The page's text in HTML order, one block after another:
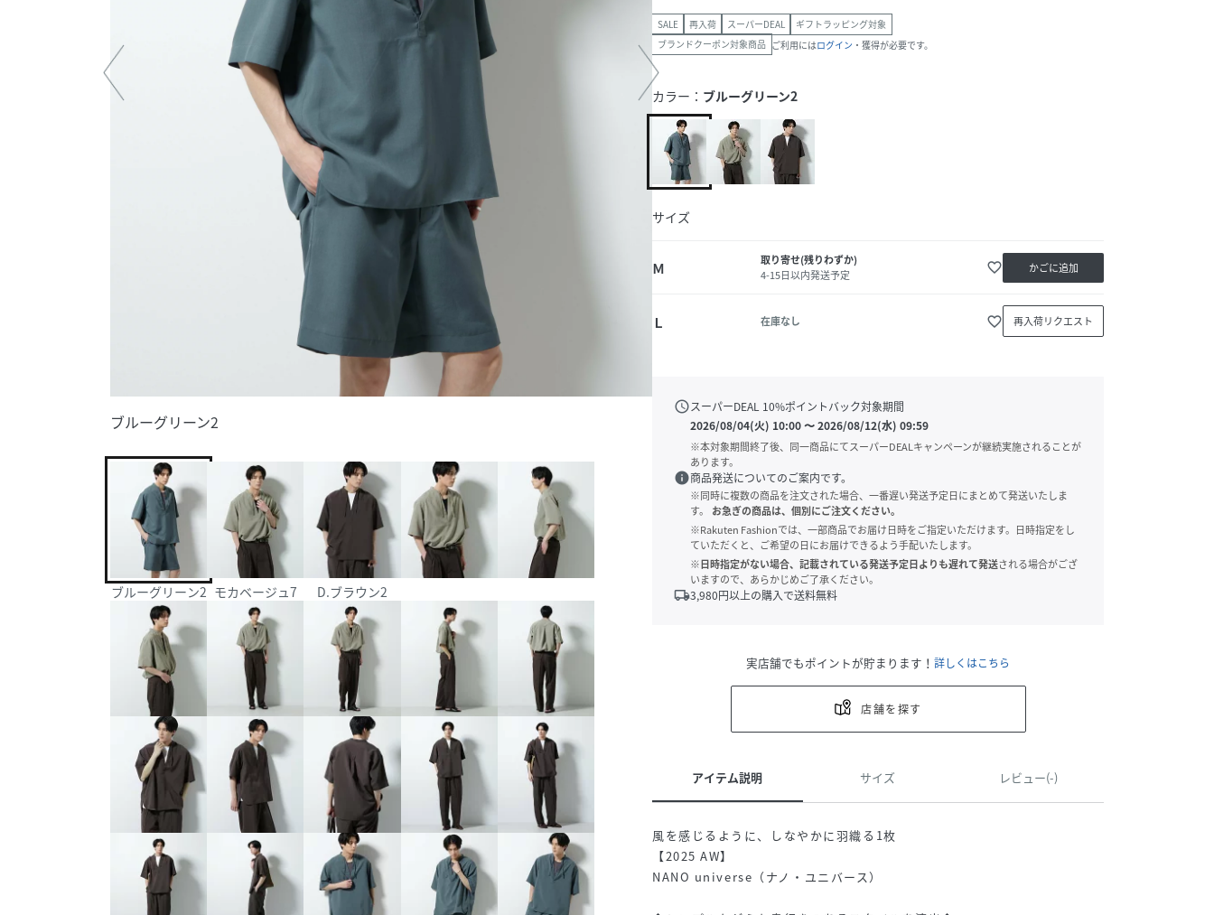
ブルーグリーン2
ブルーグリーン2 モカベージュ7 D.ブラウン2
SALE 再入荷 スーパーDEAL
ギフトラッピング対象
ブランドクーポン対象商品 ご利用にはログイン ・獲得が必要です。
カラー： ブルーグリーン2
サイズ
Ｍ
取り寄せ(残りわずか)
4-15日以内発送予定
favorite_border かごに追加
Ｌ 在庫なし favorite_border 再入荷リクエスト
scheduleスーパーDEAL 10%ポイントバック対象期間
2026/08/04(火) 10:00〜2026/08/12(水) 09:59
※本対象期間終了後、同一商品にてスーパーDEALキャンペーンが継続実施されることが
あります。
info商品発送についてのご案内です。
※同時に複数の商品を注文された場合、一番遅い発送予定日にまとめて発送いたしま
す。
お急ぎの商品は、個別にご注文ください。
※Rakuten Fashionでは、一部商品でお届け日時をご指定いただけます。日時指定をし
ていただくと、ご希望の日にお届けできるよう手配いたします。
※日時指定がない場合、記載されている発送予定日よりも遅れて発送される場合がござ
いますので、あらかじめご了承ください。
local_shipping3,980円以上の購入で送料無料
実店舗でもポイントが貯まります！ 詳しくはこちら
店舗を探す
アイテム説明 サイズ レビュー(-)
風を感じるように、しなやかに羽織る1枚
【2025 AW】
NANO universe（ナノ・ユニバース）